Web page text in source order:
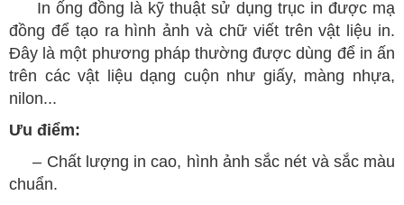
In ống đồng là kỹ thuật sử dụng trục in được mạ
đồng để tạo ra hình ảnh và chữ viết trên vật liệu in.
Đây là một phương pháp thường được dùng để in ấn
trên các vật liệu dạng cuộn như giấy, màng nhựa,
nilon...
Ưu điểm:
– Chất lượng in cao, hình ảnh sắc nét và sắc màu
chuẩn.